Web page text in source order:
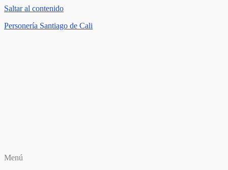
Saltar al contenido
Personería Santiago de Cali
Menú